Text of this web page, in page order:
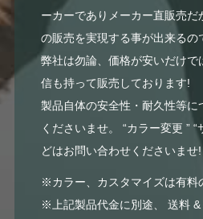
ーカーでありメーカー直販売
の販売を実現する事が出来るの
弊社は勿論、価格が安いだけで
信も持って販売しております!
製品自体の安全性・耐久性等に
くださいませ。 “カラー変更 ”
どはお問い合わせくださいませ!
※カラー、カスタマイズは有料
※上記製品代金に別途、 送料